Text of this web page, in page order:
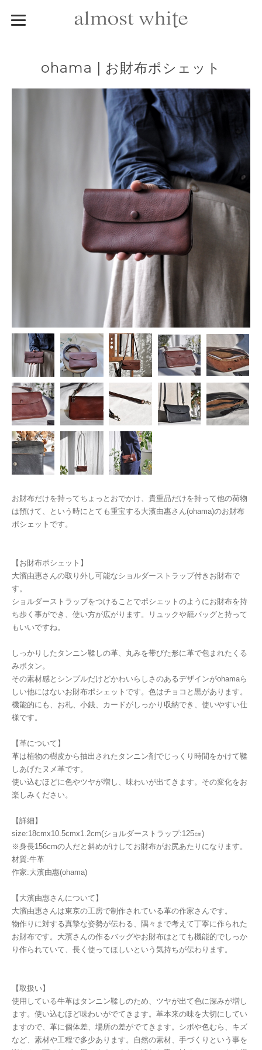
ohama | お財布ポシェット
お財布だけを持ってちょっとおでかけ、貴重品だけを持って他の荷物
は預けて、という時にとても重宝する大濱由惠さん(ohama)のお財布
ポシェットです。
【お財布ポシェット】
大濱由惠さんの取り外し可能なショルダーストラップ付きお財布で
す。
ショルダーストラップをつけることでポシェットのようにお財布を持
ち歩く事ができ、使い方が広がります。リュックや籠バッグと持って
もいいですね。
しっかりしたタンニン鞣しの革、丸みを帯びた形に革で包まれたくる
みボタン。
その素材感とシンプルだけどかわいらしさのあるデザインがohamaら
しい他にはないお財布ポシェットです。色はチョコと黒があります。
機能的にも、お札、小銭、カードがしっかり収納でき、使いやすい仕
様です。
【革について】
革は植物の樹皮から抽出されたタンニン剤でじっくり時間をかけて鞣
しあげたヌメ革です。
使い込むほどに色やツヤが増し、味わいが出てきます。その変化をお
楽しみください。
【詳細】
size:18cmx10.5cmx1.2cm(ショルダーストラップ:125㎝)
※身長156cmの人だと斜めがけしてお財布がお尻あたりになります。
材質:牛革
作家:大濱由惠(ohama)
【大濱由惠さんについて】
大濱由惠さんは東京の工房で制作されている革の作家さんです。
物作りに対する真摯な姿勢が伝わる、隅々まで考えて丁寧に作られた
お財布です。大濱さんの作るバッグやお財布はとても機能的でしっか
り作られていて、長く使ってほしいという気持ちが伝わります。
【取扱い】
使用している牛革はタンニン鞣しのため、ツヤが出て色に深みが増し
ます。使い込むほど味わいがでてきます。革本来の味を大切にしてい
ますので、革に個体差、場所の差がでてきます。シボや色むら、キズ
など、素材や工程で多少あります。自然の素材、手づくりという事を